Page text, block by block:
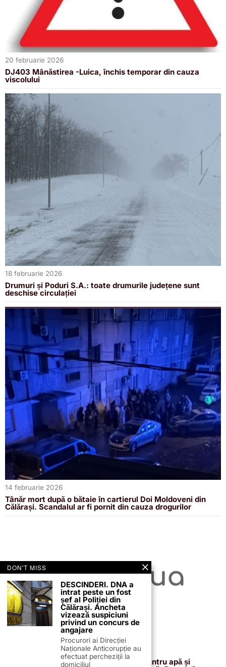
20 februarie 2026
DJ403 Mânăstirea -Luica, închis temporar din cauza
viscolului
18 februarie 2026
Drumuri și Poduri S.A.: toate drumurile județene sunt
deschise circulației
14 februarie 2026
Tânăr mort după o bătaie în cartierul Doi Moldoveni din
Călărași. Scandalul ar fi pornit din cauza drogurilor
13 februarie 2026
Proiectul de 400 de milioane de euro pentru apă și
DON'T MISS
DESCINDERI. DNA a
intrat peste un fost
șef al Poliției din
Călărași. Ancheta
vizează suspiciuni
privind un concurs de
angajare
Procurori ai Direcției
Naționale Anticorupție au
efectuat percheziții la
domiciliul